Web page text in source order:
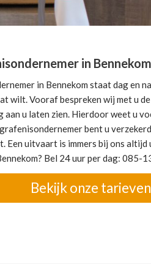
in Bennekom
in Bennekom staat dag en
wilt. Vooraf bespreken wij met u
aan u laten zien. Hierdoor weet u
bent u
Een uitvaart is immers bij ons altijd
Bel 24 uur per dag: 085-
Bekijk onze tarieven